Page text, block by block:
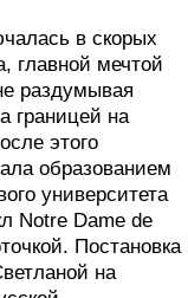
в скорых
главной мечтой
раздумывая
границей на
этого
образованием
университета
Notre Dame de
Постановка
на